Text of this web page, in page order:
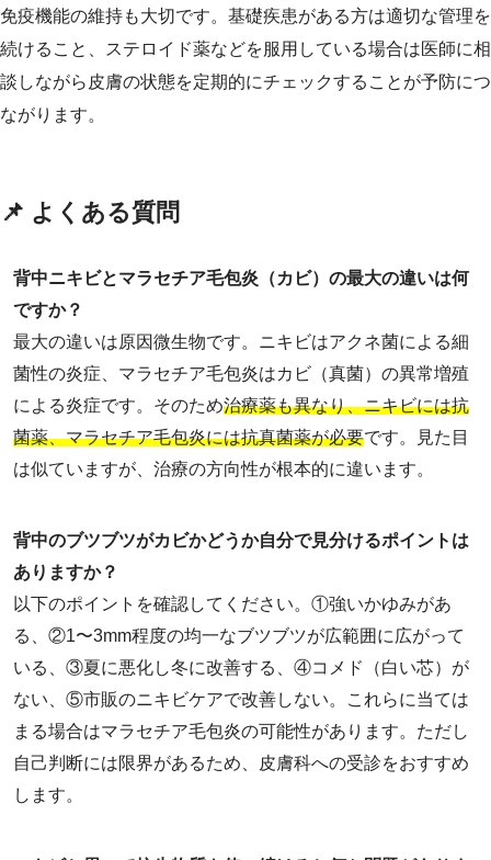
免疫機能の維持も大切です。基礎疾患がある方は適切な管理を
続けること、ステロイド薬などを服用している場合は医師に相
談しながら皮膚の状態を定期的にチェックすることが予防につ
ながります。
📌 よくある質問
背中ニキビとマラセチア毛包炎（カビ）の最大の違いは何
ですか？
最大の違いは原因微生物です。ニキビはアクネ菌による細
菌性の炎症、マラセチア毛包炎はカビ（真菌）の異常増殖
による炎症です。そのため治療薬も異なり、ニキビには抗
菌薬、マラセチア毛包炎には抗真菌薬が必要です。見た目
は似ていますが、治療の方向性が根本的に違います。
背中のブツブツがカビかどうか自分で見分けるポイントは
ありますか？
以下のポイントを確認してください。①強いかゆみがあ
る、②1〜3mm程度の均一なブツブツが広範囲に広がって
いる、③夏に悪化し冬に改善する、④コメド（白い芯）が
ない、⑤市販のニキビケアで改善しない。これらに当ては
まる場合はマラセチア毛包炎の可能性があります。ただし
自己判断には限界があるため、皮膚科への受診をおすすめ
します。